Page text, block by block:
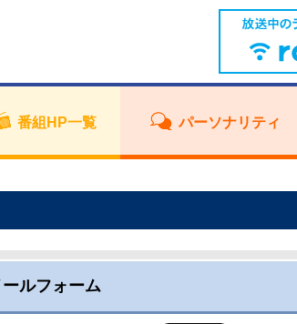
番組HP一覧 パーソナリティ
ルフォーム